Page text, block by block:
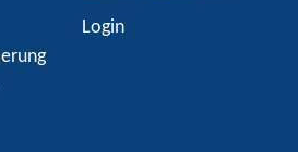
Login